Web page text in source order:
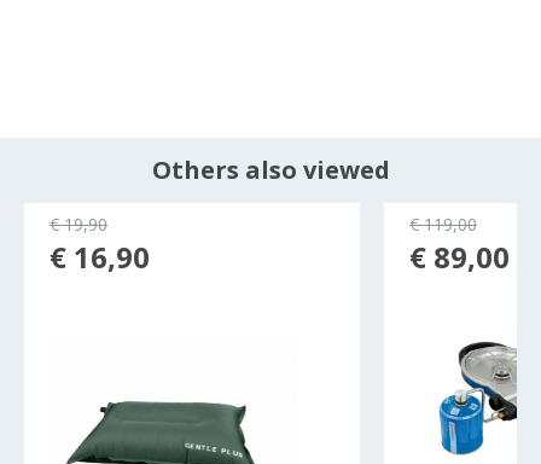
Others also viewed
€ 19,90
€ 16,90
€ 119,00
€ 89,00